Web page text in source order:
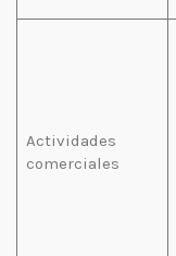
Actividades
comerciales